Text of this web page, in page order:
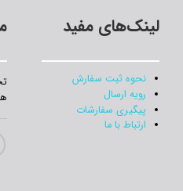
لینک‌های مفید
نحوه ثبت سفارش
رویه ارسال
پیگیری سفارشات
ارتباط با ما
های